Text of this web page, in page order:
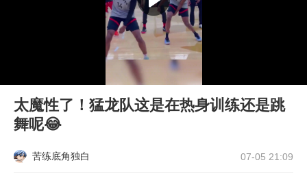
太魔性了！猛龙队这是在热身训练还是跳
舞呢😂
苦练底角独白 07-05 21:09